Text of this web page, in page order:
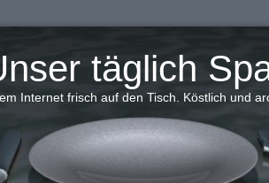
täglich
Internet frisch auf den Tisch. Köstlich und